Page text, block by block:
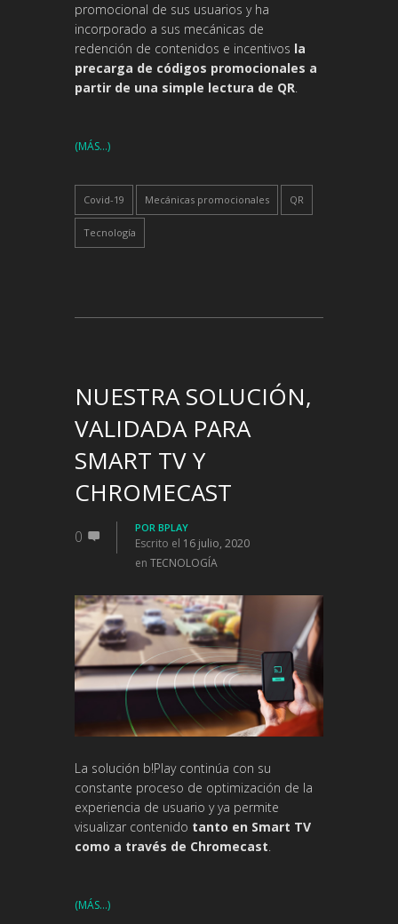
promocional de sus usuarios y ha
incorporado a sus mecánicas de
redención de contenidos e incentivos la
precarga de códigos promocionales a
partir de una simple lectura de QR.
(MÁS…)
Covid-19 Mecánicas promocionales QR
Tecnología
NUESTRA SOLUCIÓN,
VALIDADA PARA
SMART TV Y
CHROMECAST
0 POR BPLAY
Escrito el 16 julio, 2020
en TECNOLOGÍA
La solución b!Play continúa con su
constante proceso de optimización de la
experiencia de usuario y ya permite
visualizar contenido tanto en Smart TV
como a través de Chromecast
(MÁS…)